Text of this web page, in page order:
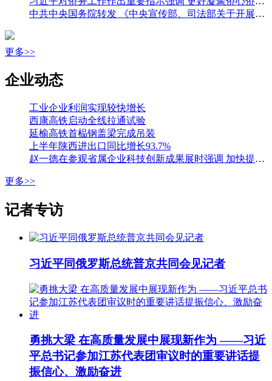
中共中央国务院转发 《中央宣传部、司法部关于开展法治宣传教育的第九个五年规划（二〇二六—二〇三〇年）》
更多>>
企业动态
工业企业利润实现较快增长
西康高铁启动全线拉通试验
延榆高铁首榀钢盖梁完成吊装
上半年陕西进出口同比增长93.7%
赵一德在参观省属企业科技创新成果展时强调 加快提升国有企业创新能力 为科技强省建设贡献更大力量 邢善萍参加
更多>>
记者专访
习近平同俄罗斯总统普京共同会见记者
勇挑大梁 在高质量发展中展现新作为 ——习近
平总书记参加江苏代表团审议时的重要讲话提
振信心、激励奋进